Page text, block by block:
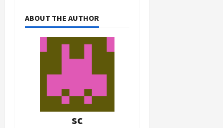
ABOUT THE AUTHOR
sc